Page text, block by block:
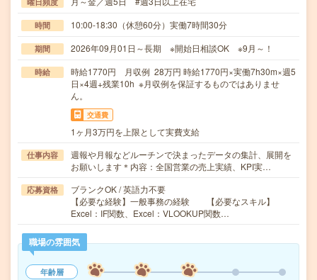
時間 10:00-18:30（休憩60分）実働7時間30分
期間 2026年09月01日～長期 ※開始日相談OK ※9月～！
時給
時給1770円 月収例 28万円 時給1770円×実働7h30m×週5
日×4週+残業10h ※月収例を保証するものではありませ
ん。
交通費
1ヶ月3万円を上限として実費支給
仕事内容
週報や月報などルーチンで決まったデータの集計、展開を
お願いします＊内容：全国営業の売上実績、KPI実…
応募資格
ブランクOK / 英語力不要
【必要な経験】一般事務の経験 【必要なスキル】
Excel：IF関数、Excel：VLOOKUP関数…
職場の雰囲気
年齢層